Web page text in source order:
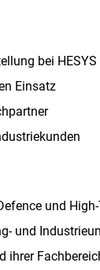
bei HESYS
Einsatz
und High-
und
ihrer